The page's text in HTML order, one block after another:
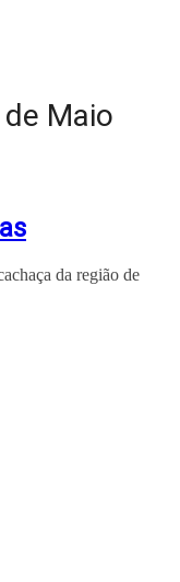
Maio
da região de